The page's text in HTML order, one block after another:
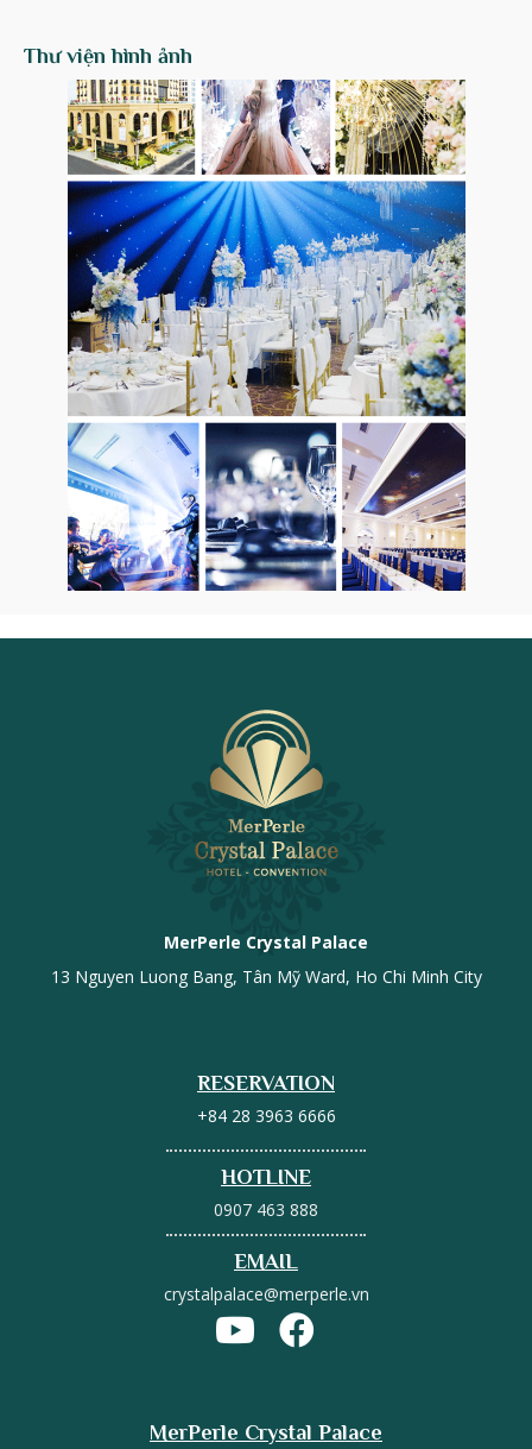
Thư viện hình ảnh
MerPerle Crystal Palace
13 Nguyen Luong Bang, Tân Mỹ Ward, Ho Chi Minh City
RESERVATION
+84 28 3963 6666
HOTLINE
0907 463 888
EMAIL
crystalpalace@merperle.vn
MerPerle Crystal Palace